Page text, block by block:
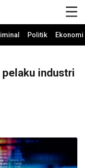
Politik
industri